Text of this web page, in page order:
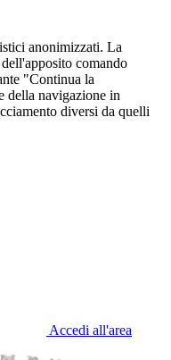
anonimizzati. La
comando
"Continua la
della navigazione in
diversi da quelli
Accedi all'area